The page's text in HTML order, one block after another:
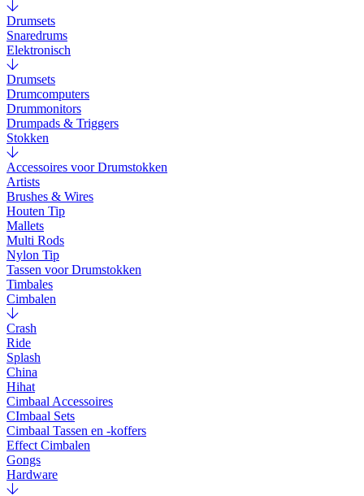
Drumsets
Snaredrums
Elektronisch
Drumsets
Drumcomputers
Drummonitors
Drumpads & Triggers
Stokken
Accessoires voor Drumstokken
Artists
Brushes & Wires
Houten Tip
Mallets
Multi Rods
Nylon Tip
Tassen voor Drumstokken
Timbales
Cimbalen
Crash
Ride
Splash
China
Hihat
Cimbaal Accessoires
CImbaal Sets
Cimbaal Tassen en -koffers
Effect Cimbalen
Gongs
Hardware